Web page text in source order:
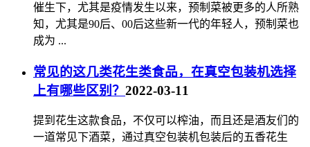
催生下，尤其是疫情发生以来，预制菜被更多的人所熟
知，尤其是90后、00后这些新一代的年轻人，预制菜也
成为 ...
常见的这几类花生类食品，在真空包装机选择
上有哪些区别？ 2022-03-11
提到花生这款食品，不仅可以榨油，而且还是酒友们的
一道常见下酒菜，通过真空包装机包装后的五香花生